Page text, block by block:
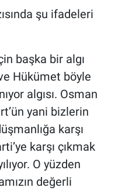
şu ifadeleri
başka bir algı
Hükümet böyle
algısı. Osman
yani bizlerin
karşı
karşı çıkmak
O yüzden
değerli